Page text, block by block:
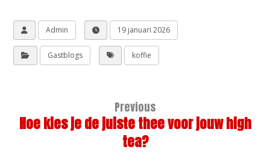
Admin 19 januari 2026
Gastblogs koffie
Previous
Hoe kies je de juiste thee voor jouw high
tea?